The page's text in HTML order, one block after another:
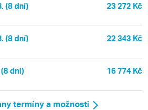
(8 dní) 23 272 Kč
(8 dní) 22 343 Kč
dní) 16 774 Kč
termíny a možnosti